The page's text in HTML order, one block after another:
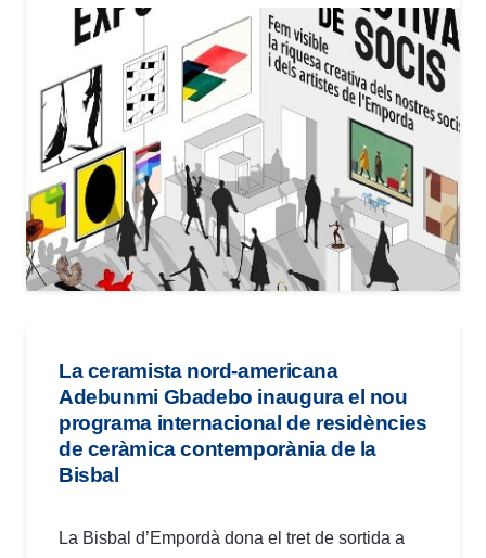
La ceramista nord-americana
Adebunmi Gbadebo inaugura el nou
programa internacional de residències
de ceràmica contemporània de la
Bisbal
La Bisbal d’Empordà dona el tret de sortida a